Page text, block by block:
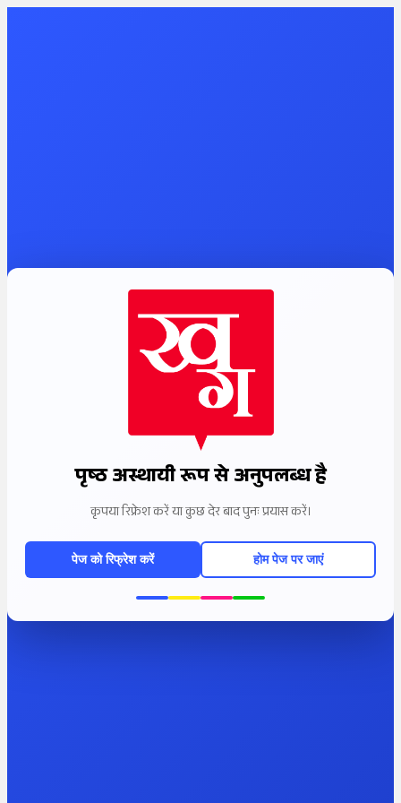
पृष्ठ अस्थायी रूप से अनुपलब्ध है
कृपया रिफ्रेश करें या कुछ देर बाद पुनः प्रयास करें।
पेज को रिफ्रेश करें होम पेज पर जाएं